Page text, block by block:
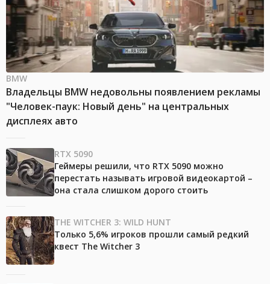
BMW
Владельцы BMW недовольны появлением рекламы
"Человек-паук: Новый день" на центральных
дисплеях авто
RTX 5090
Геймеры решили, что RTX 5090 можно
перестать называть игровой видеокартой –
она стала слишком дорого стоить
THE WITCHER 3: WILD HUNT
Только 5,6% игроков прошли самый редкий
квест The Witcher 3